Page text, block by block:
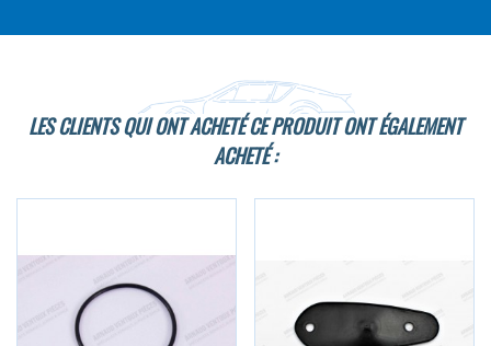
LES CLIENTS QUI ONT ACHETÉ CE PRODUIT ONT ÉGALEMENT
ACHETÉ :